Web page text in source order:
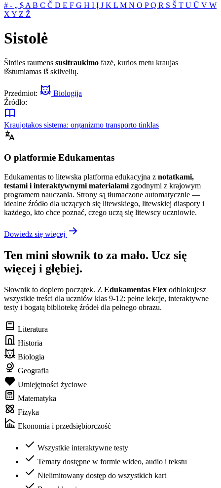
# ‐ „ $ A B C Č D E F G H I Į J K L M N O PQ R S Š T U Ū V W
X Y Z Ž
Sistolė
Širdies raumens susitraukimo fazė, kurios metu kraujas
išstumiamas iš skilvelių.
Przedmiot:
Biologija
Źródło:
Kraujotakos sistema: organizmo transporto tinklas
O platformie Edukamentas
Edukamentas to litewska platforma edukacyjna z notatkami,
testami i interaktywnymi materiałami zgodnymi z krajowym
programem nauczania. Strony są tłumaczone automatycznie —
idealne źródło dla uczących się litewskiego, litewskiej diaspory i
każdego, kto chce poznać, czego uczą się litewscy uczniowie.
Dowiedz się więcej
Ten mini słownik to za mało. Ucz się
więcej i głębiej.
Słownik to dopiero początek. Z Edukamentas Flex odblokujesz
wszystkie treści dla uczniów klas 9-12: pełne lekcje, interaktywne
testy i bogatą bibliotekę źródeł dla pełnego obrazu.
Literatura
Historia
Biologia
Geografia
Umiejętności życiowe
Matematyka
Fizyka
Ekonomia i przedsiębiorczość
Wszystkie interaktywne testy
Tematy dostępne w formie wideo, audio i tekstu
Nielimitowany dostęp do wszystkich kart